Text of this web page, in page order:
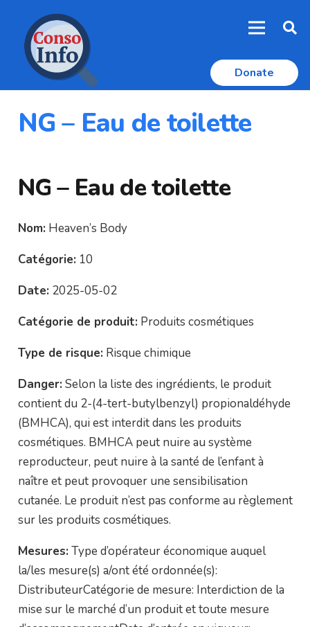
Donate
NG – Eau de toilette
NG – Eau de toilette
Nom: Heaven’s Body
Catégorie: 10
Date: 2025-05-02
Catégorie de produit: Produits cosmétiques
Type de risque: Risque chimique
Danger: Selon la liste des ingrédients, le produit
contient du 2-(4-tert-butylbenzyl) propionaldéhyde
(BMHCA), qui est interdit dans les produits
cosmétiques. BMHCA peut nuire au système
reproducteur, peut nuire à la santé de l’enfant à
naître et peut provoquer une sensibilisation
cutanée. Le produit n’est pas conforme au règlement
sur les produits cosmétiques.
Mesures: Type d’opérateur économique auquel
la/les mesure(s) a/ont été ordonnée(s):
DistributeurCatégorie de mesure: Interdiction de la
mise sur le marché d’un produit et toute mesure